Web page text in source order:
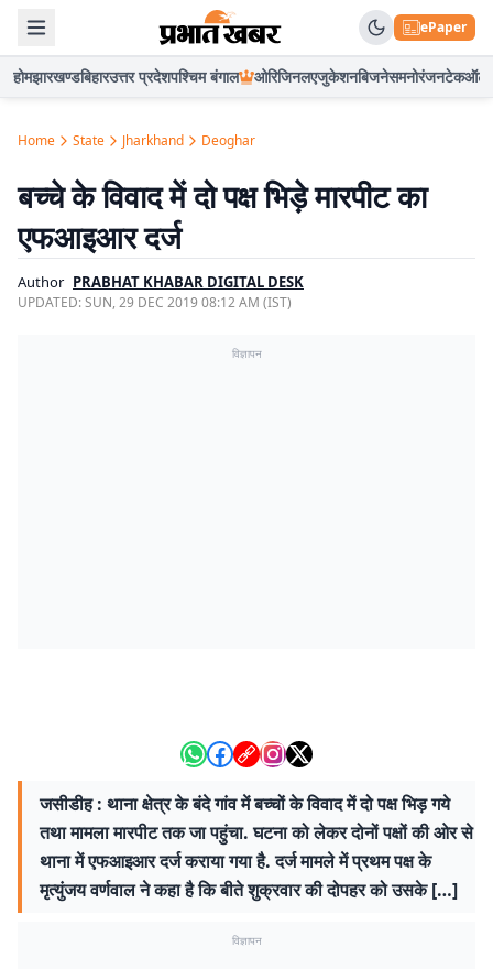
ePaper
होमझारखण्डबिहारउत्तर प्रदेशपश्चिम बंगाल ओरिजिनलएजुकेशनबिजनेसमनोरंजनटेकऑटो
Home State Jharkhand Deoghar
बच्चे के विवाद में दो पक्ष भिड़े मारपीट का
एफआइआर दर्ज
Author PRABHAT KHABAR DIGITAL DESK
UPDATED:SUN, 29 DEC 2019 08:12 AM (IST)
विज्ञापन
जसीडीह : थाना क्षेत्र के बंदे गांव में बच्चों के विवाद में दो पक्ष भिड़ गये
तथा मामला मारपीट तक जा पहुंचा. घटना को लेकर दोनों पक्षों की ओर से
थाना में एफआइआर दर्ज कराया गया है. दर्ज मामले में प्रथम पक्ष के
मृत्युंजय वर्णवाल ने कहा है कि बीते शुक्रवार की दोपहर को उसके […]
विज्ञापन